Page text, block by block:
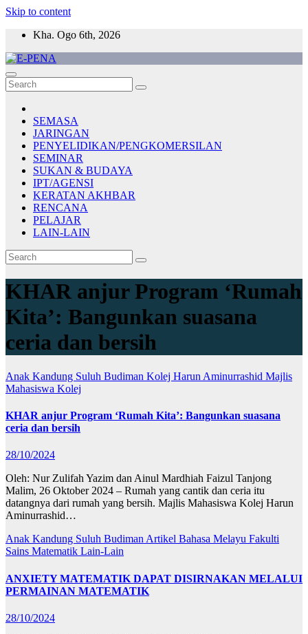
Skip to content
Kha. Ogo 6th, 2026
E-PENA
Berita Digital Terkini
SEMASA
JARINGAN
PENYELIDIKAN/PENGKOMERSILAN
SEMINAR
SUKAN & BUDAYA
IPT/AGENSI
KERATAN AKHBAR
RENCANA
PELAJAR
LAIN-LAIN
KHAR anjur Program ‘Rumah
Kita’: Bangunkan suasana
ceria dan bersih
Anak Kandung Suluh Budiman Kolej Harun Aminurrashid Majlis
Mahasiswa Kolej
KHAR anjur Program ‘Rumah Kita’: Bangunkan suasana
ceria dan bersih
28/10/2024
Oleh: Nur Zulifah Yazim dan Ainul Mardhiah Faizul Tanjong
Malim, 26 Oktober 2024 – Rumah yang cantik dan ceria itu
datangnya dari rumah yang bersih. Majlis Mahasiswa Kolej Harun
Aminurrashid…
Anak Kandung Suluh BudimanArtikel Bahasa Melayu Fakulti
Sains Matematik Lain-Lain
ANXIETY MATEMATIK DAPAT DISIRNAKAN MELALUI
PERMAINAN MATEMATIK
28/10/2024